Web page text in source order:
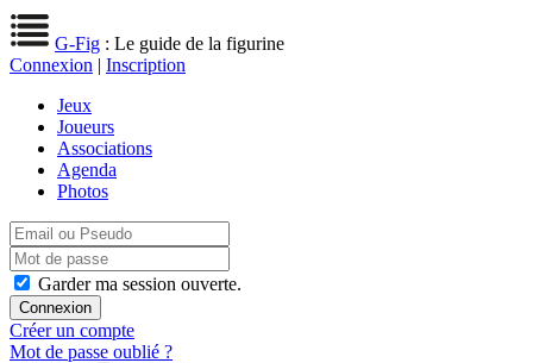
G-Fig : Le guide de la figurine
Connexion | Inscription
Jeux
Joueurs
Associations
Agenda
Photos
Garder ma session ouverte.
Créer un compte
Mot de passe oublié ?